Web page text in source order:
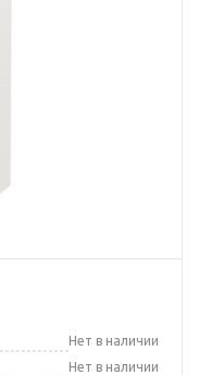
Нет в наличии
Нет в наличии